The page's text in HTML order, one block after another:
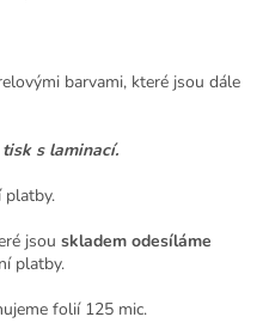
barvami, které jsou dále
s laminací.
platby.
jsou skladem odesíláme
platby.
folií 125 mic.